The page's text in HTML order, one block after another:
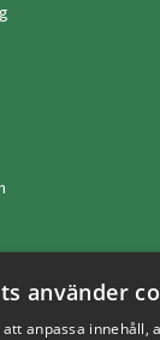
använder
anpassa innehåll,